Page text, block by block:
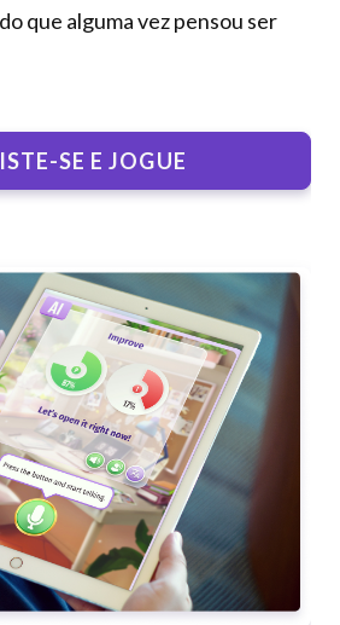
que alguma vez pensou ser
SE E JOGUE